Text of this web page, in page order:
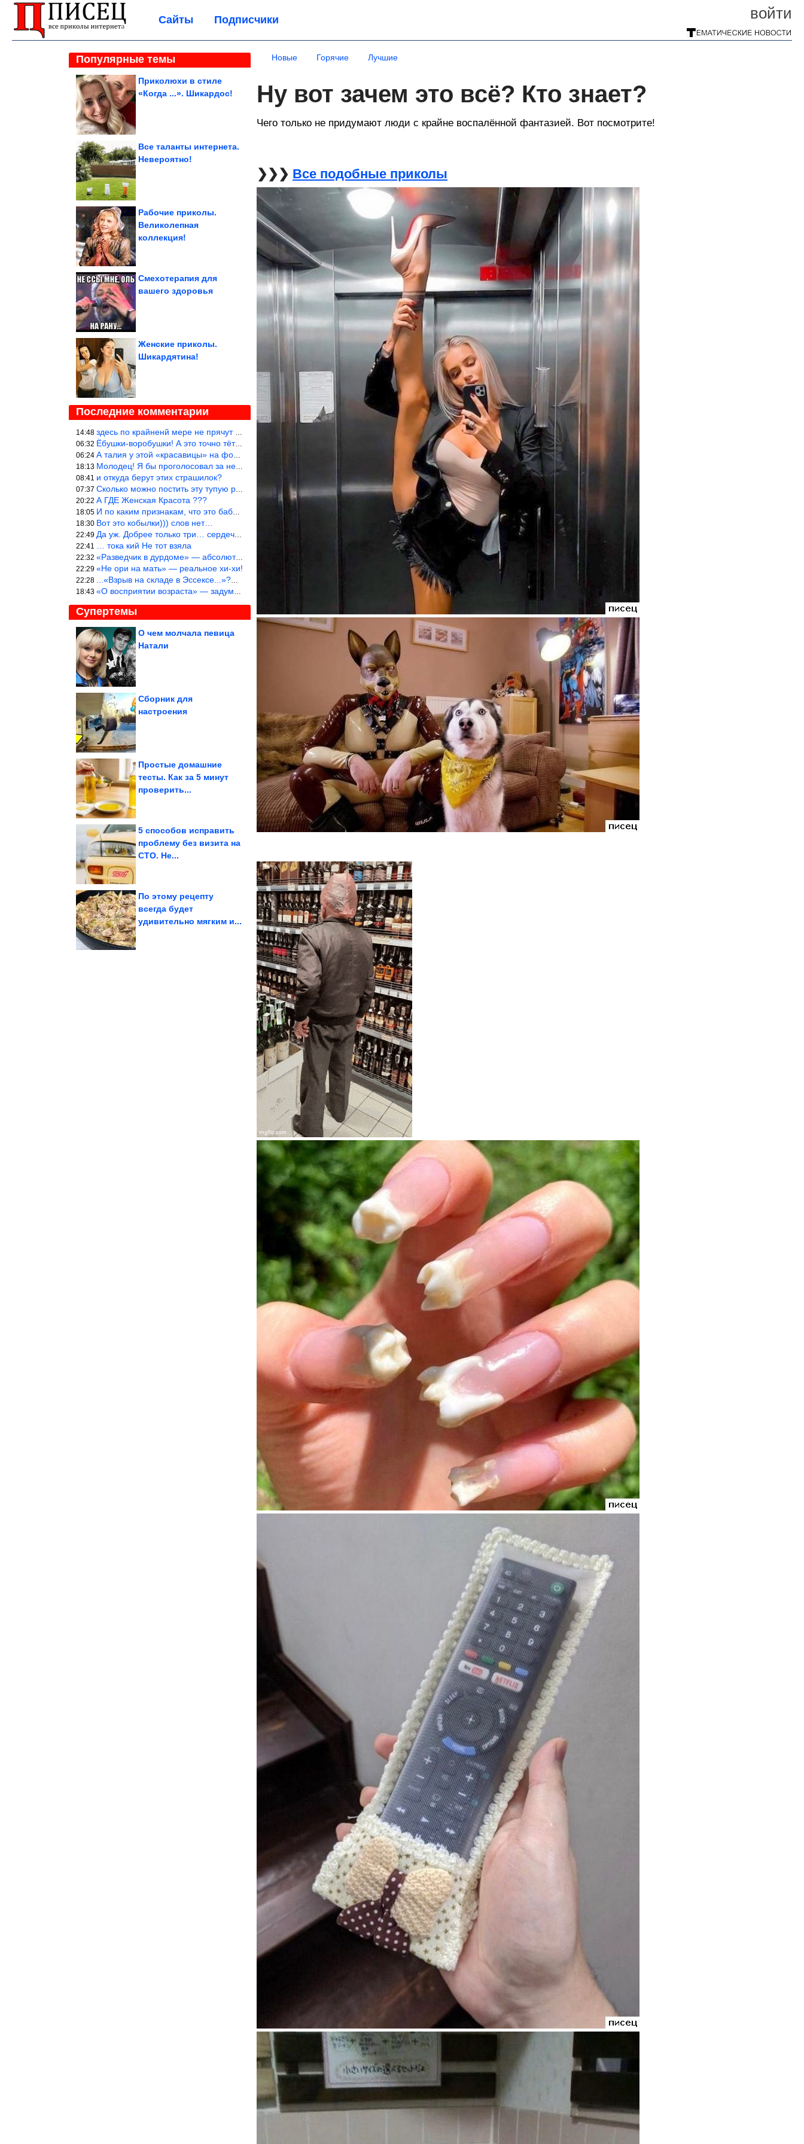
войти
Сайты Подписчики
Популярные темы
Приколюхи в стиле
«Когда ...». Шикардос!
Все таланты интернета.
Невероятно!
Рабочие приколы.
Великолепная
коллекция!
Смехотерапия для
вашего здоровья
Женские приколы.
Шикардятина!
Последние комментарии
14:48 здесь по крайненй мере не прячут внутренее а выставляют напоказ,
06:32 Ёбушки-воробушки! А это точно тётки?! Кроме слов Любэ «ты агрега
06:24 А талия у этой «красавицы» на фото в красном белье где?!)))
18:13 Молодец! Я бы проголосовал за нее, чем, например, за Терешкову!
08:41 и откуда берут этих страшилок?
07:37 Сколько можно постить эту тупую рожу?
20:22 А ГДЕ Женская Красота ???
18:05 И по каким признакам, что это баба? И какой мужик к ней приблизи
18:30 Вот это кобылки))) слов нет…
22:49 Да уж. Добрее только три… сердечка!
22:41 … тока кий Не тот взяла
22:32 «Разведчик в дурдоме» — абсолютное попадание!
22:29 «Не ори на мать» — реальное хи-хи!
22:28 ...«Взрыв на складе в Эссексе...»?… Служу России!
18:43 «О восприятии возраста» — задумался. На сколько раньше быстрее в
Супертемы
О чем молчала певица
Натали
Великолепное блюдо на
Сборник для
настроения
Простые домашние
тесты. Как за 5 минут
проверить...
5 способов исправить
проблему без визита на
СТО. Не...
Как сделать вкусным,
Мясо на...
По этому рецепту
всегда будет
удивительно мягким и...
Летающая крепость
Новые Горячие Лучшие
Ну вот зачем это всё? Кто знает?
Чего только не придумают люди с крайне воспалённой фантазией. Вот посмотрите!
❯❯❯ Все подобные приколы